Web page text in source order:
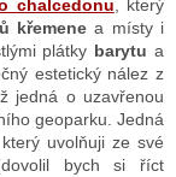
chalcedonu, který
křemenea místy i
plátky barytu a
estetický nález z
jedná o uzavřenou
geoparku. Jedná
uvolňuji ze své
bych si říct